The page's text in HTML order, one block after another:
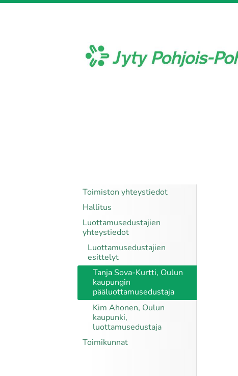
Jyty Pohjois-Pohjanmaa ry
Toimiston yhteystiedot
Hallitus
Luottamusedustajien
yhteystiedot
Luottamusedustajien
esittelyt
Tanja Sova-Kurtti, Oulun
kaupungin
pääluottamusedustaja
Kim Ahonen, Oulun
kaupunki,
luottamusedustaja
Toimikunnat